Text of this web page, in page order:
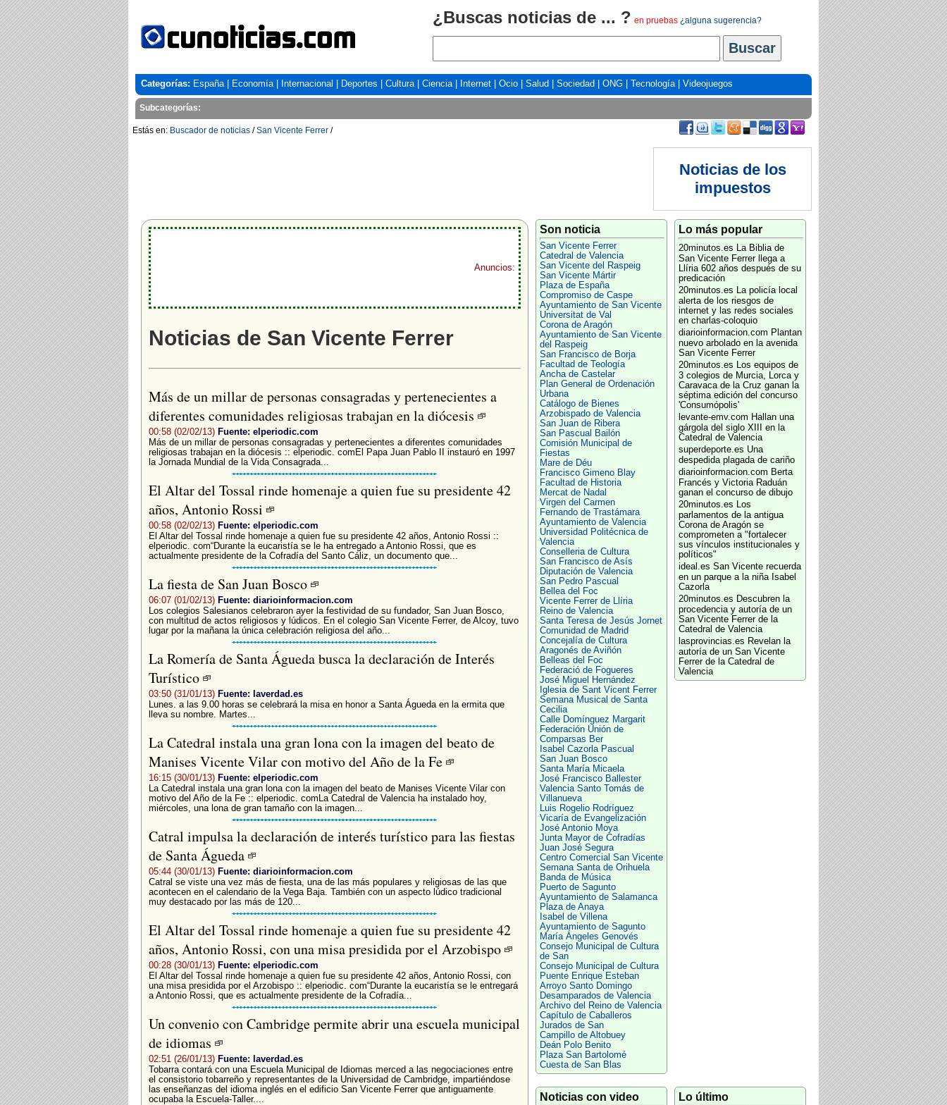
¿Buscas noticias de ... ? en pruebas ¿alguna sugerencia?
Categorías: España| Economía| Internacional Deportes Cultura| Ciencia| Internet Ocio Salud Sociedad ONG Tecnología| Videojuegos
Subcategorías:
Estás en: Buscador de noticias /San Vicente Ferrer /
Noticias de los
impuestos
Anuncios:
Noticias de San Vicente Ferrer
Más de un millar de personas consagradas y pertenecientes a
diferentes comunidades religiosas trabajan en la diócesis
00:58 (02/02/13) Fuente: elperiodic.com
Más de un millar de personas consagradas y pertenecientes a diferentes comunidades
religiosas trabajan en la diócesis :: elperiodic. comEl Papa Juan Pablo II instauró en 1997
la Jornada Mundial de la Vida Consagrada...
El Altar del Tossal rinde homenaje a quien fue su presidente 42
años, Antonio Rossi
00:58 (02/02/13) Fuente: elperiodic.com
El Altar del Tossal rinde homenaje a quien fue su presidente 42 años, Antonio Rossi ::
elperiodic. com“Durante la eucaristía se le ha entregado a Antonio Rossi, que es
actualmente presidente de la Cofradía del Santo Cáliz, un documento que...
La fiesta de San Juan Bosco
06:07 (01/02/13) Fuente: diarioinformacion.com
Los colegios Salesianos celebraron ayer la festividad de su fundador, San Juan Bosco,
con multitud de actos religiosos y lúdicos. En el colegio San Vicente Ferrer, de Alcoy, tuvo
lugar por la mañana la única celebración religiosa del año...
La Romería de Santa Águeda busca la declaración de Interés
Turístico
03:50 (31/01/13) Fuente: laverdad.es
Lunes. a las 9.00 horas se celebrará la misa en honor a Santa Águeda en la ermita que
lleva su nombre. Martes...
La Catedral instala una gran lona con la imagen del beato de
Manises Vicente Vilar con motivo del Año de la Fe
16:15 (30/01/13) Fuente: elperiodic.com
La Catedral instala una gran lona con la imagen del beato de Manises Vicente Vilar con
motivo del Año de la Fe :: elperiodic. comLa Catedral de Valencia ha instalado hoy,
miércoles, una lona de gran tamaño con la imagen...
Catral impulsa la declaración de interés turístico para las fiestas
de Santa Águeda
05:44 (30/01/13) Fuente: diarioinformacion.com
Catral se viste una vez más de fiesta, una de las más populares y religiosas de las que
acontecen en el calendario de la Vega Baja. También con un aspecto lúdico tradicional
muy destacado por las más de 120...
El Altar del Tossal rinde homenaje a quien fue su presidente 42
años, Antonio Rossi, con una misa presidida por el Arzobispo
00:28 (30/01/13) Fuente: elperiodic.com
El Altar del Tossal rinde homenaje a quien fue su presidente 42 años, Antonio Rossi, con
una misa presidida por el Arzobispo :: elperiodic. com“Durante la eucaristía se le entregará
a Antonio Rossi, que es actualmente presidente de la Cofradía...
Un convenio con Cambridge permite abrir una escuela municipal
de idiomas
02:51 (26/01/13) Fuente: laverdad.es
Tobarra contará con una Escuela Municipal de Idiomas merced a las negociaciones entre
el consistorio tobarreño y representantes de la Universidad de Cambridge, impartiéndose
las enseñanzas del idioma inglés en el edificio San Vicente Ferrer que antiguamente
ocupaba la Escuela-Taller....
Son noticia
San Vicente Ferrer
Catedral de Valencia
San Vicente del Raspeig
San Vicente Mártir
Plaza de España
Compromiso de Caspe
Ayuntamiento de San Vicente
Universitat de Val
Corona de Aragón
Ayuntamiento de San Vicente
del Raspeig
San Francisco de Borja
Facultad de Teología
Ancha de Castelar
Plan General de Ordenación
Urbana
Catálogo de Bienes
Arzobispado de Valencia
San Juan de Ribera
San Pascual Bailón
Comisión Municipal de
Fiestas
Mare de Déu
Francisco Gimeno Blay
Facultad de Historia
Mercat de Nadal
Virgen del Carmen
Fernando de Trastámara
Ayuntamiento de Valencia
Universidad Politécnica de
Valencia
Conselleria de Cultura
San Francisco de Asís
Diputación de Valencia
San Pedro Pascual
Bellea del Foc
Vicente Ferrer de Llíria
Reino de Valencia
Santa Teresa de Jesús Jornet
Comunidad de Madrid
Concejalía de Cultura
Aragonés de Aviñón
Belleas del Foc
Federació de Fogueres
José Miguel Hernández
Iglesia de Sant Vicent Ferrer
Semana Musical de Santa
Cecilia
Calle Domínguez Margarit
Federación Unión de
Comparsas Ber
Isabel Cazorla Pascual
San Juan Bosco
Santa María Micaela
José Francisco Ballester
Valencia Santo Tomás de
Villanueva
Luis Rogelio Rodríguez
Vicaría de Evangelización
José Antonio Moya
Junta Mayor de Cofradías
Juan José Segura
Centro Comercial San Vicente
Semana Santa de Orihuela
Banda de Música
Puerto de Sagunto
Ayuntamiento de Salamanca
Plaza de Anaya
Isabel de Villena
Ayuntamiento de Sagunto
María Ángeles Genovés
Consejo Municipal de Cultura
de San
Consejo Municipal de Cultura
Puente Enrique Esteban
Arroyo Santo Domingo
Desamparados de Valencia
Archivo del Reino de Valencia
Capítulo de Caballeros
Jurados de San
Campillo de Altobuey
Deán Polo Benito
Plaza San Bartolomé
Cuesta de San Blas
Lo más popular
20minutos.es La Biblia de
San Vicente Ferrer llega a
Llíria 602 años después de su
predicación
20minutos.es La policía local
alerta de los riesgos de
internet y las redes sociales
en charlas-coloquio
diarioinformacion.com Plantan
nuevo arbolado en la avenida
San Vicente Ferrer
20minutos.es Los equipos de
3 colegios de Murcia, Lorca y
Caravaca de la Cruz ganan la
séptima edición del concurso
'Consumópolis'
levante-emv.com Hallan una
gárgola del siglo XIII en la
Catedral de Valencia
superdeporte.es Una
despedida plagada de cariño
diarioinformacion.com Berta
Francés y Victoria Raduán
ganan el concurso de dibujo
20minutos.es Los
parlamentos de la antigua
Corona de Aragón se
comprometen a "fortalecer
sus vínculos institucionales y
políticos"
ideal.es San Vicente recuerda
en un parque a la niña Isabel
Cazorla
20minutos.es Descubren la
procedencia y autoría de un
San Vicente Ferrer de la
Catedral de Valencia
lasprovincias.es Revelan la
autoría de un San Vicente
Ferrer de la Catedral de
Valencia
Noticias con video Lo último